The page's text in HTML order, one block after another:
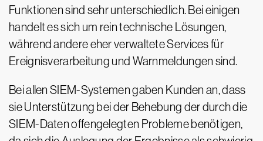
Funktionen sind sehr unterschiedlich. Bei einigen
handelt es sich um rein technische Lösungen,
während andere eher verwaltete Services für
Ereignisverarbeitung und Warnmeldungen sind.
Bei allen SIEM-Systemen gaben Kunden an, dass
sie Unterstützung bei der Behebung der durch die
SIEM-Daten offengelegten Probleme benötigen,